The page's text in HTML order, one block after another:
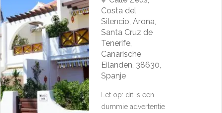
Costa del
Silencio, Arona,
Santa Cruz de
Tenerife,
Canarische
Eilanden, 38630,
Spanje
Let op: dit is een
dummie advertentie